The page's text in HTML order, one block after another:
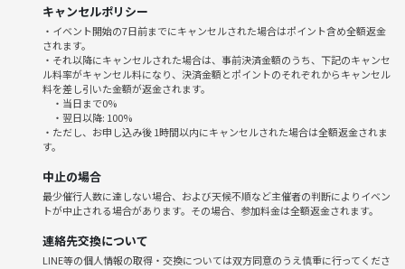
・勧誘・営業・告知・引き抜き・しつこいナンパ・暴言など
・過度なナンパ行為や迷惑行為
・開催内容や風景写真、動画のSNS等への無許可投稿
サークルやイベントの輪を乱す行動をする方、運営側の指示に従ってい
ただけない方や運営側が参加者様としてふさわしくないと判断した方
は、参加をお断りする場合がございます。
ぜひこの機会に渋谷で素敵なひと時を一緒に楽しみましょう🍻✨
ご参加を心よりお待ちしています。
キャンセルポリシー
・イベント開始の7日前までにキャンセルされた場合はポイント含め全額返金
されます。
・それ以降にキャンセルされた場合は、事前決済金額のうち、下記のキャンセ
ル料率がキャンセル料になり、決済金額とポイントのそれぞれからキャンセル
料を差し引いた金額が返金されます。
・当日まで0%
・翌日以降: 100%
・ただし、お申し込み後 1時間以内にキャンセルされた場合は全額返金されま
す。
中止の場合
最少催行人数に達しない場合、および天候不順など主催者の判断によりイベン
トが中止される場合があります。その場合、参加料金は全額返金されます。
連絡先交換について
LINE等の個人情報の取得・交換については双方同意のうえ慎重に行ってくださ